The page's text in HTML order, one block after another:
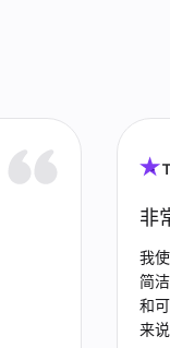
非
我
简
和
来